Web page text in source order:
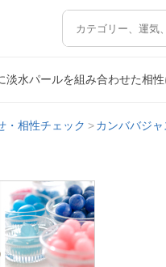
淡水パールを組み合わせた相
・相性チェック カンババジ